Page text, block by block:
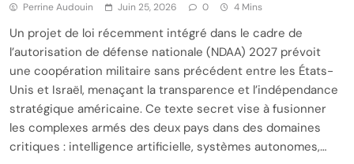
Perrine Audouin Juin 25, 2026 0 4 Mins
Un projet de loi récemment intégré dans le cadre de
l’autorisation de défense nationale (NDAA) 2027 prévoit
une coopération militaire sans précédent entre les États-
Unis et Israël, menaçant la transparence et l’indépendance
stratégique américaine. Ce texte secret vise à fusionner
les complexes armés des deux pays dans des domaines
critiques : intelligence artificielle, systèmes autonomes,…